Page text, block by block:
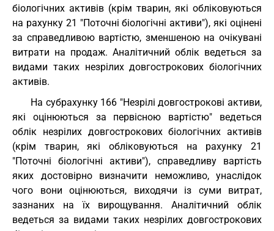
біологічних активів (крім тварин, які обліковуються
на рахунку 21 "Поточні біологічні активи"), які оцінені
за справедливою вартістю, зменшеною на очікувані
витрати на продаж. Аналітичний облік ведеться за
видами таких незрілих довгострокових біологічних
активів.
На субрахунку 166 "Незрілі довгострокові активи,
які оцінюються за первісною вартістю" ведеться
облік незрілих довгострокових біологічних активів
(крім тварин, які обліковуються на рахунку 21
"Поточні біологічні активи"), справедливу вартість
яких достовірно визначити неможливо, унаслідок
чого вони оцінюються, виходячи із суми витрат,
зазнаних на їх вирощування. Аналітичний облік
ведеться за видами таких незрілих довгострокових